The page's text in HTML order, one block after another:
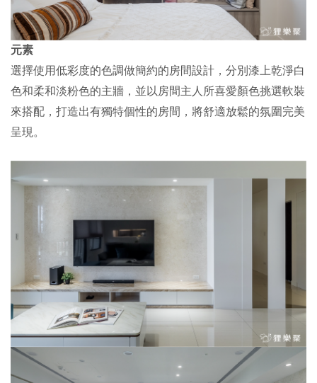
元素
選擇使用低彩度的色調做簡約的房間設計，分別漆上乾淨白
色和柔和淡粉色的主牆，並以房間主人所喜愛顏色挑選軟裝
來搭配，打造出有獨特個性的房間，將舒適放鬆的氛圍完美
呈現。